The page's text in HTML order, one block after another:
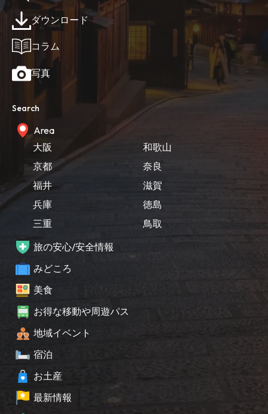
ダウンロード
コラム
写真
Search
Area
大阪
京都
福井
兵庫
三重
和歌山
奈良
滋賀
徳島
鳥取
旅の安心/安全情報
みどころ
美食
お得な移動や周遊パス
地域イベント
宿泊
お土産
最新情報